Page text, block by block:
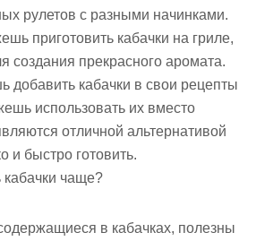
рулетов с разными начинками.
приготовить кабачки на гриле,
создания прекрасного аромата.
добавить кабачки в свои рецепты
использовать их вместо
отличной альтернативой
и быстро готовить.
чаще?
в кабачках, полезны